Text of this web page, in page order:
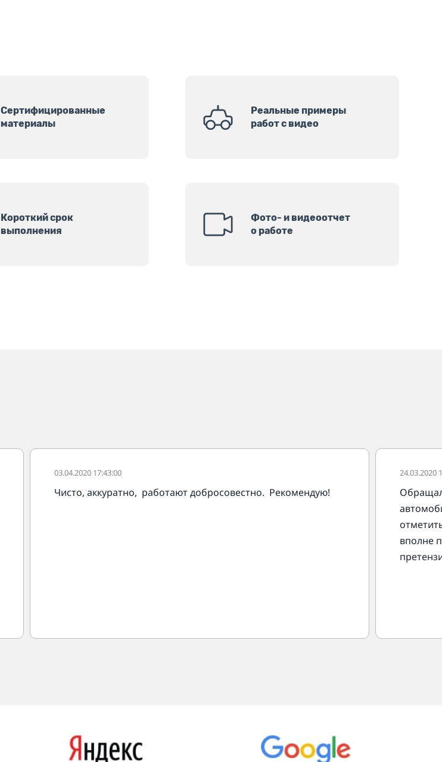
Сертифицированные
материалы
Реальные примеры
работ с видео
Короткий срок
выполнения
Фото- и видеоотчет
о работе
03.04.2020 17:43:00
Чисто, аккуратно, работают добросовестно. Рекомендую!
24.03.2020
вполне